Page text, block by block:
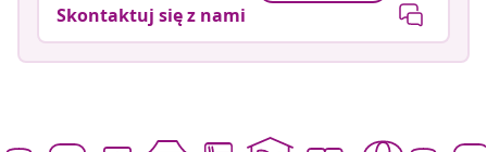
Skontaktuj się z nami